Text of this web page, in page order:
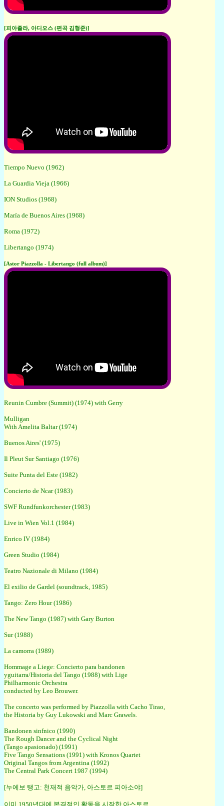
[피아졸라, 아디오스 (편곡 김형준)]
Tiempo Nuevo (1962)
La Guardia Vieja (1966)
ION Studios (1968)
María de Buenos Aires (1968)
Roma (1972)
Libertango (1974)
[Astor Piazzolla - Libertango (full album)]
Reunin Cumbre (Summit) (1974) with Gerry
Mulligan
With Amelita Baltar (1974)
Buenos Aires' (1975)
Il Pleut Sur Santiago (1976)
Suite Punta del Este (1982)
Concierto de Ncar (1983)
SWF Rundfunkorchester (1983)
Live in Wien Vol.1 (1984)
Enrico IV (1984)
Green Studio (1984)
Teatro Nazionale di Milano (1984)
El exilio de Gardel (soundtrack, 1985)
Tango: Zero Hour (1986)
The New Tango (1987) with Gary Burton
Sur (1988)
La camorra (1989)
Hommage a Liege: Concierto para bandonen
yguitarra/Historia del Tango (1988) with Lige
Philharmonic Orchestra
conducted by Leo Brouwer.
The concerto was performed by Piazzolla with Cacho Tirao,
the Historia by Guy Lukowski and Marc Grawels.
Bandonen sinfnico (1990)
The Rough Dancer and the Cyclical Night
(Tango apasionado) (1991)
Five Tango Sensations (1991) with Kronos Quartet
Original Tangos from Argentina (1992)
The Central Park Concert 1987 (1994)
[누에보 탱고: 천재적 음악가, 아스토르 피아소야]
이미 1950년대에 본격적인 활동을 시작한 아스토르